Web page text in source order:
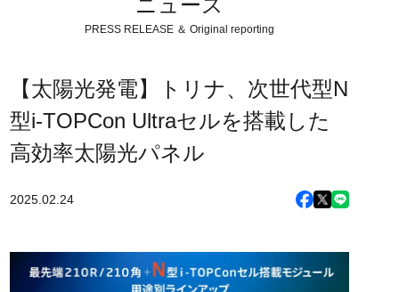
ニュース
PRESS RELEASE ＆ Original reporting
【太陽光発電】トリナ、次世代型N
型i-TOPCon Ultraセルを搭載した
高効率太陽光パネル
2025.02.24